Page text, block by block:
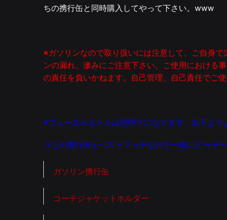
ちの携行缶と同時購入してやって下さい。www
※ガソリンなので取り扱いには注意して、ご自身
ンの漏れ、滲みにご注意下さい。ご使用における
の責任を負いかねます。自己管理、自己責任でご使
※フューエルボトルは別売りになります。以下より
うちの携行缶とベストマッチなので一緒にど〜ぞ〜
ガソリン携行缶
コーチジャケットホルダー